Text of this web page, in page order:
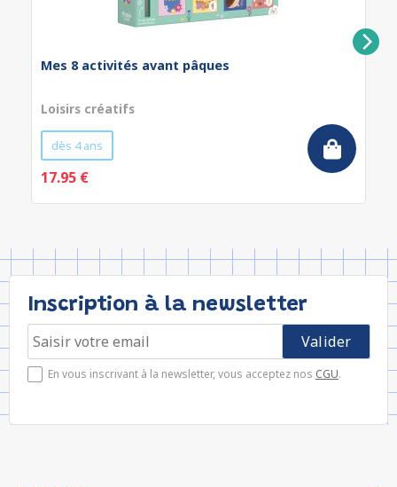
Mes 8 activités avant pâques
Loisirs créatifs
dès 4 ans
17.95 €
Inscription à la newsletter
En vous inscrivant à la newsletter, vous acceptez nos CGU.